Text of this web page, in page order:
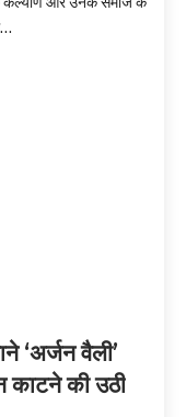
‘अर्जन वैली’
काटने की उठी